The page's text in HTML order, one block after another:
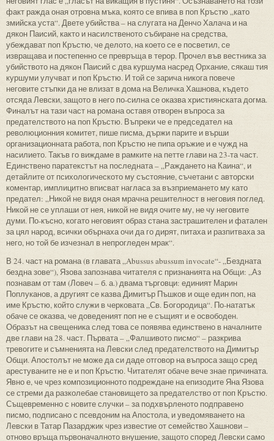
факт ражда оная отровна мъка, която се впива в поп Кръстю „като
змийска уста“. Двете убийства – на слугата на Денчо Халача и на
дякон Паисий, както и насилственото събиране на средства,
убеждават поп Кръстю, че делото, на което се е посветил, се
извращава и постепенно се превръща в терор. Прочел във вестника за
убийството на дякон Паисий с два куршума насред Орхание, сякаш тия
куршуми улучват и поп Кръстю. И той се зарича никога повече
неговите стъпки да не влизат в дома на Величка Хашнова, където
отсяда Левски, защото в него по-силна се оказва християнската догма.
Финалът на тази част на романа оставя отворен въпроса за
предателството на поп Кръстю. Въпреки че е председател на
революционния комитет, пише писма, държи парите и върши
организационната работа, поп Кръстю не пипа оръжие и е чужд на
насилието. Такъв го виждаме в рамките на петте глави на 23-та част.
Единствено паратекстът на последната – „Раждането на Каина“, и
детайлите от психологическото му състояние, съчетани с авторски
коментар, имплицитно вписват нагласа за възприемането му като
предател: „Никой не видя оная мрачна решителност в неговия поглед.
Никой не се уплаши от нея, никой не видя очите му, не чу неговите
думи. По-късно, когато неговият образ стана застрашителен и фатален
за цял народ, всички обърнаха очи да го дирят, питаха и разпитваха за
него, но той бе изчезнал в непрогледен мрак“.
В 24. част на романа (в главата „Abussus abussum invocate“- „Бездната
бездна зове“), Язова запознава читателя с признанията на Общи: „Аз
познавам от там (Ловеч – б. а.) двама търговци: единият Марин
Поплуканов, а другият се казва Димитър Пъшков и още един поп, на
име Кръстю, който служи в черковата „Св. Богородица“. По-нататък
обаче се оказва, че доведеният поп не е същият и е освободен.
Образът на свещеника след това се появява единствено в началните
две глави на 28. част. Първата – „Фалшивото писмо“ – разкрива
тревогите и съмненията на Левски след предателството на Димитър
Общи. Апостолът не може да си даде отговор на въпроса защо сред
арестуваните не е и поп Кръстю. Читателят обаче вече знае причината.
Явно е, че чрез композиционното подреждане на епизодите Яна Язова
се стреми да разколебае становището за предателство от поп Кръстю.
Същевременно с новите случки – за подхвърленото подправено
писмо, подписано с псевдоним на Апостола, и уведомяването на
Левски в Татар Пазарджик чрез известие от семейство Хашнови –
отново връща първоначалното внушение, защото според Левски само